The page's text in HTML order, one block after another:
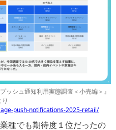
ッシュ通知利用実態調査＜小売編＞』
り
push-notifications-2025-retail/
種でも期待度１位だったの